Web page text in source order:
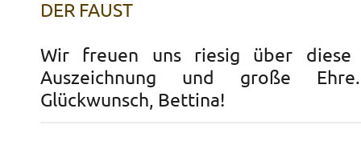
DER FAUST
Wir freuen uns riesig über diese
Auszeichnung und große
Glückwunsch, Bettina!